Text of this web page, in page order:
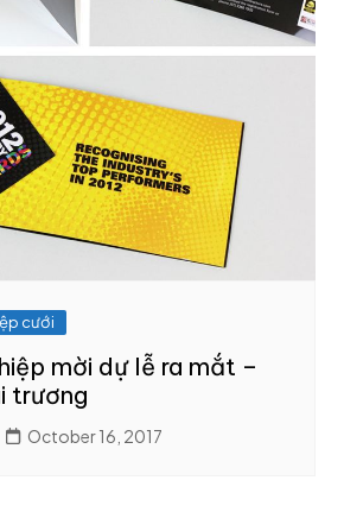
cưới
mời dự lễ ra mắt –
trương
October 16, 2017